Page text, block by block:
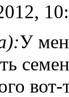
У
вот-